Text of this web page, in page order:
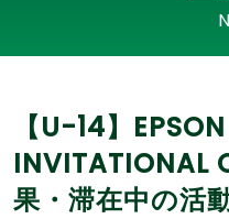
【U-14】
INVITATIONAL
果・滞在中の活